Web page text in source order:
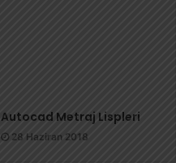
Autocad Metraj Lispleri
28 Haziran 2018